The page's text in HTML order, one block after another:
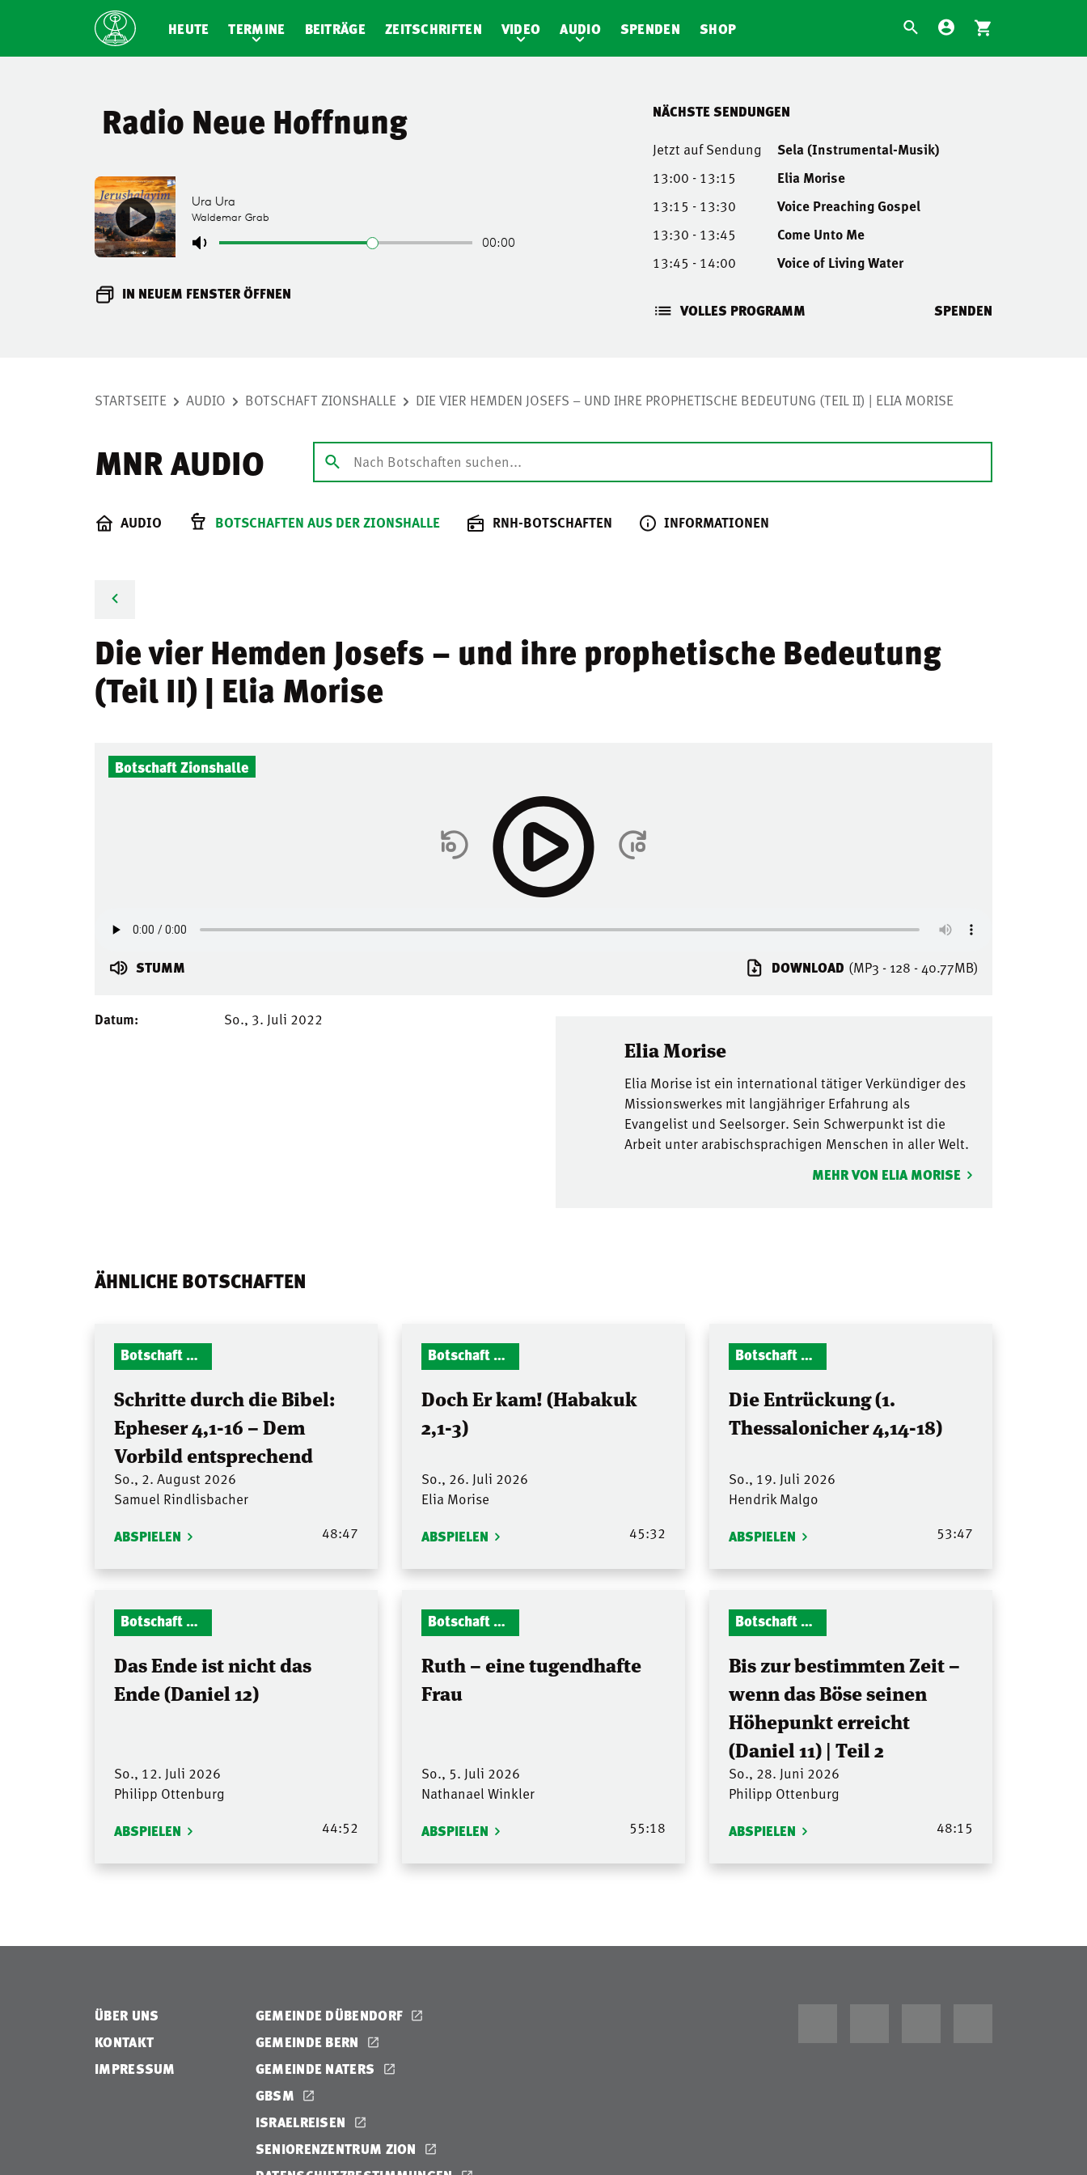
HEUTE TERMINE BEITRÄGE ZEITSCHRIFTEN VIDEO AUDIO SPENDEN SHOP
Radio Neue Hoffnung
IN NEUEM FENSTER ÖFFNEN
NÄCHSTE SENDUNGEN
Jetzt auf Sendung
Sela (Instrumental-Musik)
13:00 - 13:15
Elia Morise
13:15 - 13:30
Voice Preaching Gospel
13:30 - 13:45
Come Unto Me
13:45 - 14:00
Voice of Living Water
VOLLES PROGRAMM SPENDEN
STARTSEITE AUDIO BOTSCHAFT ZIONSHALLE DIE VIER HEMDEN JOSEFS – UND IHRE PROPHETISCHE BEDEUTUNG (TEIL II) | ELIA MORISE
MNR AUDIO
AUDIO BOTSCHAFTEN AUS DER ZIONSHALLE RNH-BOTSCHAFTEN INFORMATIONEN
Die vier Hemden Josefs – und ihre prophetische Bedeutung
(Teil II) | Elia Morise
Botschaft Zionshalle
STUMM DOWNLOAD (MP3 - 128 - 40.77MB)
Datum: So., 3. Juli 2022
Elia Morise
Elia Morise ist ein international tätiger Verkündiger des
Missionswerkes mit langjähriger Erfahrung als
Evangelist und Seelsorger. Sein Schwerpunkt ist die
Arbeit unter arabischsprachigen Menschen in aller Welt.
MEHR VON ELIA MORISE
ÄHNLICHE BOTSCHAFTEN
Botschaft Zionshalle
Schritte durch die Bibel:
Epheser 4,1-16 – Dem
Vorbild entsprechend
So., 2. August 2026
Samuel Rindlisbacher
ABSPIELEN 48:47
Botschaft Zionshalle
Doch Er kam! (Habakuk
2,1-3)
So., 26. Juli 2026
Elia Morise
ABSPIELEN 45:32
Botschaft Zionshalle
Die Entrückung (1.
Thessalonicher 4,14-18)
So., 19. Juli 2026
Hendrik Malgo
ABSPIELEN 53:47
Botschaft Zionshalle
Das Ende ist nicht das
Ende (Daniel 12)
So., 12. Juli 2026
Philipp Ottenburg
ABSPIELEN 44:52
Botschaft Zionshalle
Ruth – eine tugendhafte
Frau
So., 5. Juli 2026
Nathanael Winkler
ABSPIELEN 55:18
Botschaft Zionshalle
Bis zur bestimmten Zeit –
wenn das Böse seinen
Höhepunkt erreicht
(Daniel 11) | Teil 2
So., 28. Juni 2026
Philipp Ottenburg
ABSPIELEN 48:15
ÜBER UNS
KONTAKT
IMPRESSUM
GEMEINDE DÜBENDORF
GEMEINDE BERN
GEMEINDE NATERS
GBSM
ISRAELREISEN
SENIORENZENTRUM ZION